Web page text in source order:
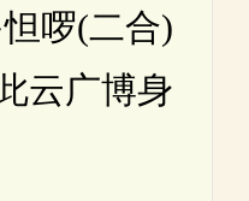
啰(二合)
云广博身